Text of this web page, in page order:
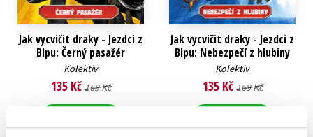
Jak vycvičit draky - Jezdci z
Blpu: Černý pasažér
Kolektiv
135 Kč 169 Kč
Jak vycvičit draky - Jezdci z
Blpu: Nebezpečí z hlubiny
Kolektiv
135 Kč 169 Kč